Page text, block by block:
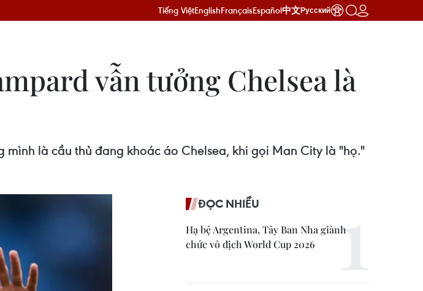
Tiếng ViệtEnglishFrançaisEspañol中文Русский
vẫn tưởng Chelsea là
là cầu thủ đang khoác áo Chelsea, khi gọi Man City là "họ."
ĐỌC NHIỀU
Hạ bệ Argentina, Tây Ban Nha giành
chức vô địch World Cup 2026